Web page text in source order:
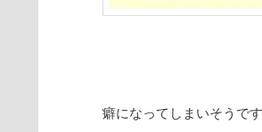
癖になってしまいそうで